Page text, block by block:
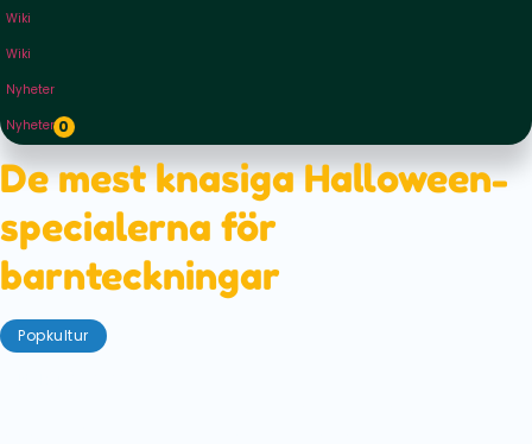
Wiki
Wiki
Nyheter
Nyheter 0
De mest knasiga Halloween-
specialerna för
barnteckningar
Popkultur